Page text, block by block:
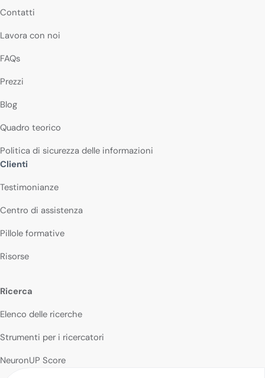
Contatti
Lavora con noi
FAQs
Prezzi
Blog
Quadro teorico
Politica di sicurezza delle informazioni
Clienti
Testimonianze
Centro di assistenza
Pillole formative
Risorse
Ricerca
Elenco delle ricerche
Strumenti per i ricercatori
NeuronUP Score